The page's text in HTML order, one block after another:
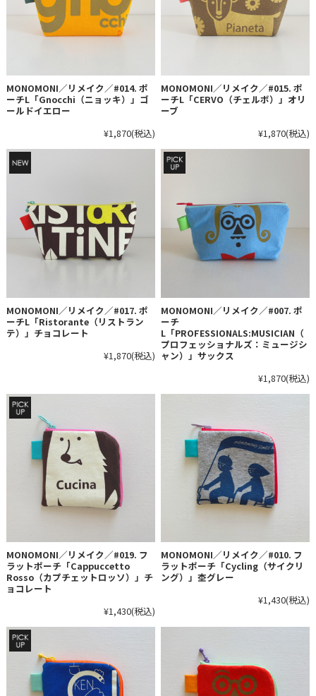
MONOMONI／リメイク／#014. ポ
ーチL「Gnocchi（ニョッキ）」ゴ
ールドイエロー
¥1,870(税込)
MONOMONI／リメイク／#015. ポ
ーチL「CERVO（チェルボ）」オリ
ーブ
¥1,870(税込)
MONOMONI／リメイク／#017. ポ
ーチL「Ristorante（リストラン
テ）」チョコレート
¥1,870(税込)
MONOMONI／リメイク／#007. ポ
ーチ
L「PROFESSIONALS:MUSICIAN（
プロフェッショナルズ：ミュージシ
ャン）」サックス
¥1,870(税込)
MONOMONI／リメイク／#019. フ
ラットポーチ「Cappuccetto
Rosso（カプチェットロッソ）」チ
ョコレート
¥1,430(税込)
MONOMONI／リメイク／#010. フ
ラットポーチ「Cycling（サイクリ
ング）」杢グレー
¥1,430(税込)